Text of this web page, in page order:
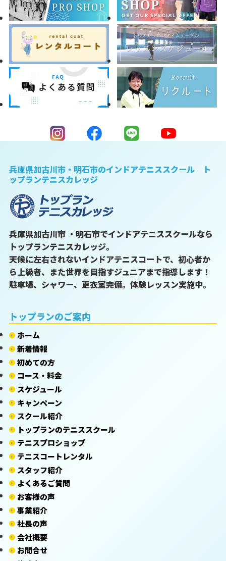
兵庫県加古川市・明石市のインドアテニススクール ト
ップランテニスカレッジ
兵庫県加古川市 ・明石市でインドアテニススクールなら
トップランテニスカレッジ。
天候に左右されないインドアテニスコートで、初心者か
ら上級者、また世界を目指すジュニアまで指導します！
駐車場、シャワー、更衣室完備。体験レッスン実施中。
トップランのご案内
ホーム
新着情報
初めての方
コース・料金
スケジュール
キャンペーン
スクール紹介
トップランのテニススクール
テニスプロショップ
テニスコートレンタル
スタッフ紹介
よくあるご質問
お客様の声
事業紹介
社長の声
会社概要
お問合せ